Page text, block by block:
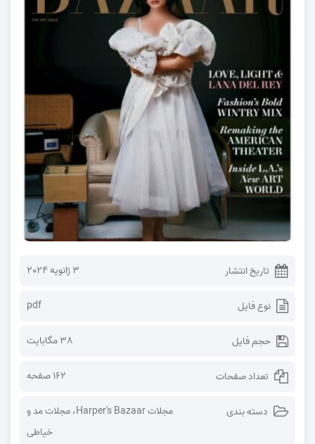
تاریخ انتشار 3 ژانویه 2024
نوع فایل pdf
حجم فایل 38 مگابایت
تعداد صفحات 162 صفحه
دسته بندی مجلات Harper's Bazaar ،مجلات مد و
خیاطی